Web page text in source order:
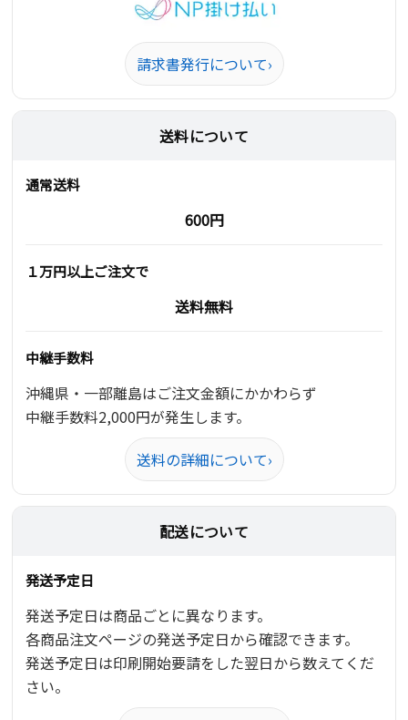
請求書発行について›
送料について
通常送料
600円
１万円以上ご注文で
送料無料
中継手数料
沖縄県・一部離島はご注文金額にかかわらず
中継手数料2,000円が発生します。
送料の詳細について›
配送について
発送予定日
発送予定日は商品ごとに異なります。
各商品注文ページの発送予定日から確認できます。
発送予定日は印刷開始要請をした翌日から数えてくだ
さい。